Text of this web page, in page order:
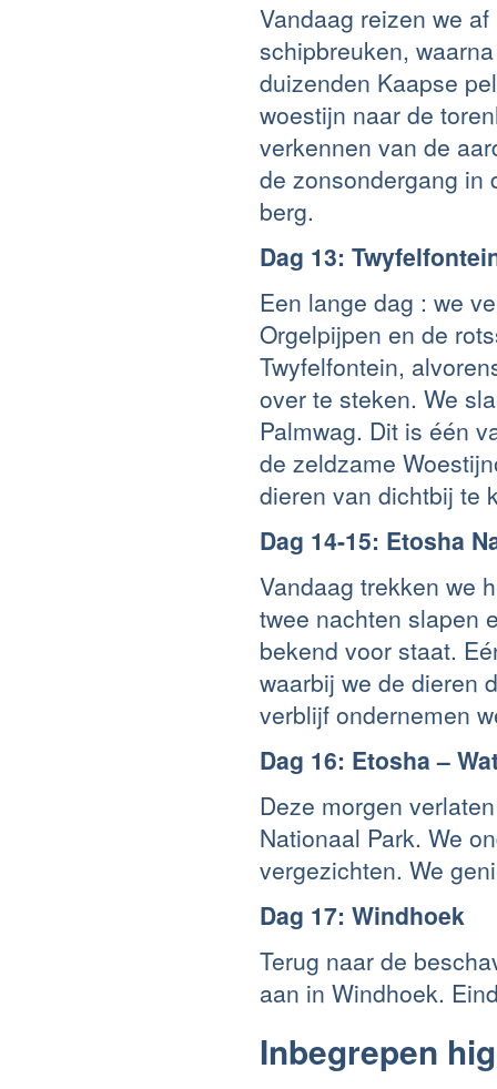
Vandaag reizen we
schipbreuken,
duizenden Kaapse
woestijn naar de
verkennen van de
de zonsondergang in
berg.
Dag 13:
Een lange dag : we
Orgelpijpen en de
Twyfelfontein,
over te steken. We
Palmwag. Dit is één
de zeldzame
dieren van dichtbij te
Dag 14-15: Etosha
Vandaag trekken we
twee nachten slapen
bekend voor staat.
waarbij we de dieren
verblijf ondernemen
Dag 16: Etosha –
Deze morgen
Nationaal Park. We
vergezichten. We
Dag 17: Windhoek
Terug naar de
aan in Windhoek.
Inbegrepen